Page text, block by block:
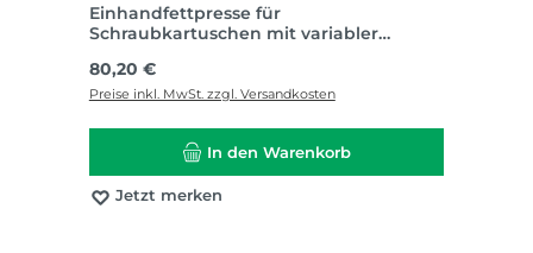
Einhandfettpresse für
Schraubkartuschen mit variabler
Regulärer Preis:
80,20 €
Preise inkl. MwSt. zzgl. Versandkosten
In den Warenkorb
Jetzt merken